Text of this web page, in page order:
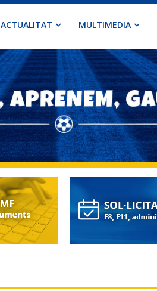
ACTUALITAT MULTIMEDIA